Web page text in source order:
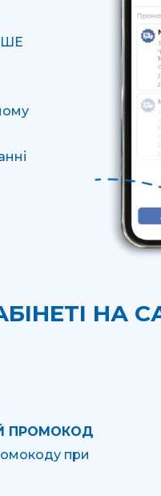
НА
ПРОМОКОД
при